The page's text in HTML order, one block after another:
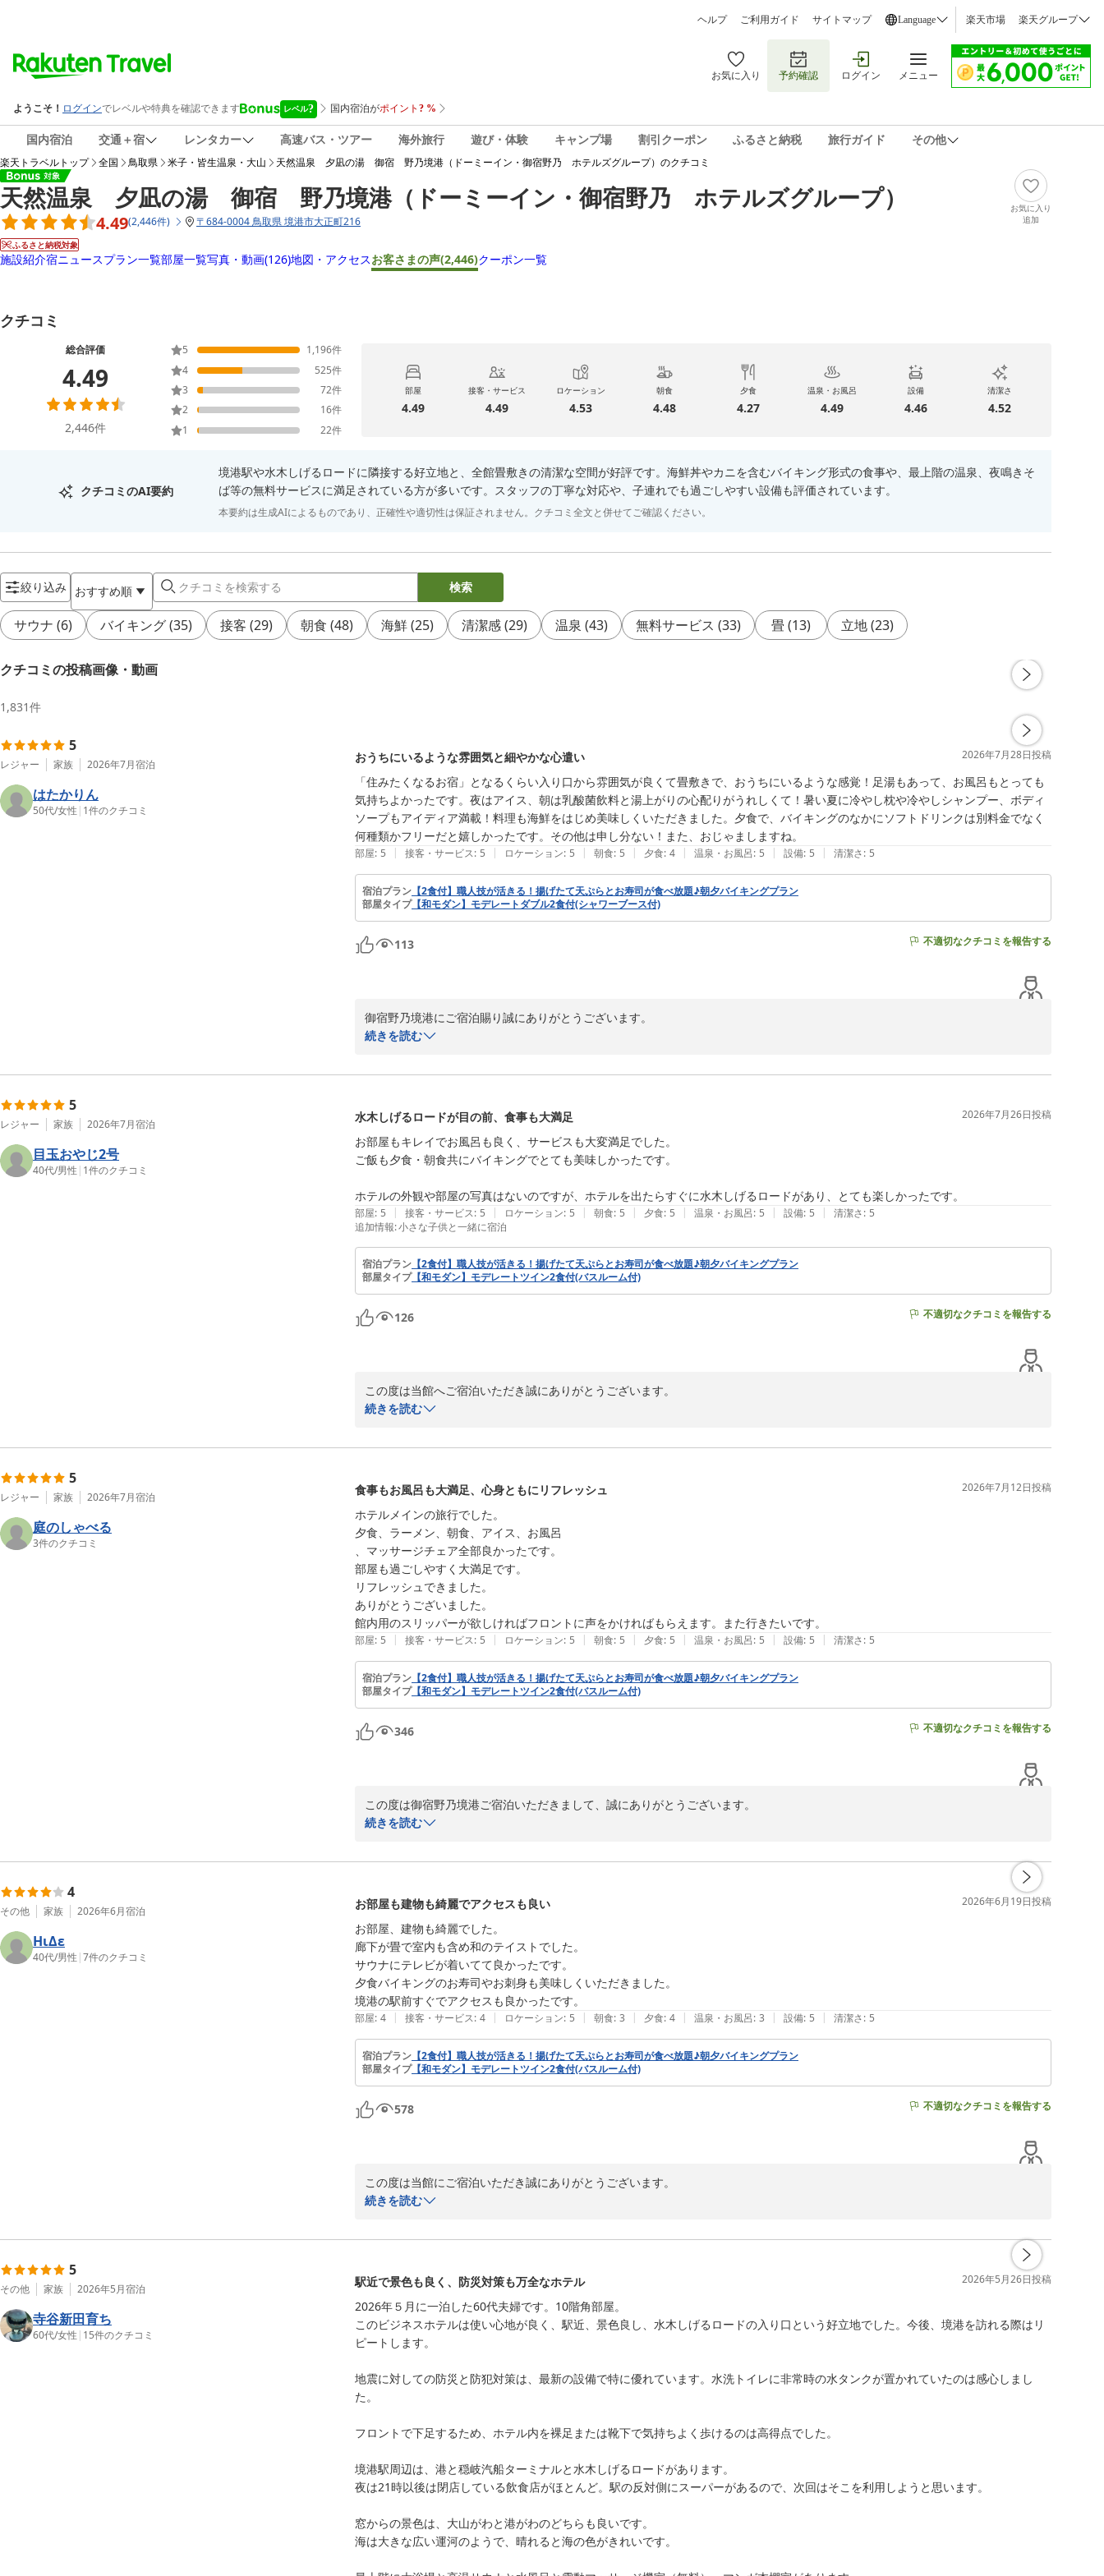
ヘルプ ご利用ガイド サイトマップ Language 楽天市場 楽天グループ
お気に入り 予約確認 ログイン メニュー
国内宿泊 交通＋宿 レンタカー 高速バス・ツアー 海外旅行 遊び・体験 キャンプ場 割引クーポン ふるさと納税 旅行ガイド その他
楽天トラベルトップ 全国 鳥取県 米子・皆生温泉・大山 天然温泉 夕凪の湯 御宿 野乃境港（ドーミーイン・御宿野乃 ホテルズグループ） のクチコミ
天然温泉 夕凪の湯 御宿 野乃境港（ドーミーイン・御宿野乃 ホテルズグループ）
4.49(2,446件) 〒684-0004 鳥取県 境港市大正町216
ふるさと納税対象
お気に入り
追加
施設紹介宿ニュースプラン一覧部屋一覧写真・動画(126)地図・アクセスお客さまの声(2,446)クーポン一覧
クチコミ
総合評価
4.49
2,446件
5 1,196件
4
525件
3
72件
2
16件
1
22件
部屋
4.49
接客・サービス
4.49
ロケーション
4.53
朝食
4.48
夕食
4.27
温泉・お風呂
4.49
設備
4.46
清潔さ
4.52
クチコミのAI要約
境港駅や水木しげるロードに隣接する好立地と、全館畳敷きの清潔な空間が好評です。海鮮丼やカニを含むバイキング形式の食事や、最上階の温泉、夜鳴きそ
ば等の無料サービスに満足されている方が多いです。スタッフの丁寧な対応や、子連れでも過ごしやすい設備も評価されています。
本要約は生成AIによるものであり、正確性や適切性は保証されません。クチコミ全文と併せてご確認ください。
絞り込み おすすめ順 検索
サウナ (6) バイキング(35) 接客 (29) 朝食 (48) 海鮮(25) 清潔感(29) 温泉 (43) 無料サービス (33) 畳 (13) 立地(23)
クチコミの投稿画像・動画
1,831件
5
レジャー 家族 2026年7月宿泊
はたかりん
50代/女性 | 1件のクチコミ
おうちにいるような雰囲気と細やかな心遣い 2026年7月28日投稿
「住みたくなるお宿」となるくらい入り口から雰囲気が良くて畳敷きで、おうちにいるような感覚！足湯もあって、お風呂もとっても
気持ちよかったです。夜はアイス、朝は乳酸菌飲料と湯上がりの心配りがうれしくて！暑い夏に冷やし枕や冷やしシャンプー、ボディ
ソープもアイディア満載！料理も海鮮をはじめ美味しくいただきました。夕食で、バイキングのなかにソフトドリンクは別料金でなく
何種類かフリーだと嬉しかったです。その他は申し分ない！また、おじゃましますね。
部屋: 5 | 接客・サービス: 5 | ロケーション: 5 | 朝食: 5 | 夕食: 4 | 温泉・お風呂: 5 | 設備: 5 | 清潔さ: 5
宿泊プラン 【2食付】職人技が活きる！揚げたて天ぷらとお寿司が食べ放題♪朝夕バイキングプラン
部屋タイプ【和モダン】モデレートダブル2食付(シャワーブース付)
113 不適切なクチコミを報告する
御宿野乃境港にご宿泊賜り誠にありがとうございます。
また、数多くのお褒めのお言葉を頂戴しスタッフ一同大変嬉しくございます。
ご夕食のお飲み物に関してはお客様からいただいた声をレストランとも共有し思案してまいります。
天然温泉境港夕凪の湯　御宿野乃
フロント　竹内
天然温泉 夕凪の湯 御宿 野乃境港（ドーミーイン・御宿野乃 ホテルズグループ）
2026-08-03
続きを読む
5
レジャー 家族 2026年7月宿泊
目玉おやじ2号
40代/男性 | 1件のクチコミ
水木しげるロードが目の前、食事も大満足 2026年7月26日投稿
お部屋もキレイでお風呂も良く、サービスも大変満足でした。
ご飯も夕食・朝食共にバイキングでとても美味しかったです。
ホテルの外観や部屋の写真はないのですが、ホテルを出たらすぐに水木しげるロードがあり、とても楽しかったです。
部屋: 5 | 接客・サービス: 5 | ロケーション: 5 | 朝食: 5 | 夕食: 5 | 温泉・お風呂: 5 | 設備: 5 | 清潔さ: 5
追加情報:小さな子供と一緒に宿泊
宿泊プラン 【2食付】職人技が活きる！揚げたて天ぷらとお寿司が食べ放題♪朝夕バイキングプラン
部屋タイプ【和モダン】モデレートツイン2食付(バスルーム付)
126 不適切なクチコミを報告する
この度は当館へご宿泊いただき誠にありがとうございます。
お客様がご滞在の間、当館の設備・サービスをご堪能されたご様子が伺え大変嬉しくご投稿を拝見いたしました。
今後もご利用されるお客様に快適にお過ごしいただけるよう努めてまいります。
天然温泉境港夕凪の湯　御宿野乃
フロント　竹内
天然温泉 夕凪の湯 御宿 野乃境港（ドーミーイン・御宿野乃 ホテルズグループ）
2026-08-04
続きを読む
5
レジャー 家族 2026年7月宿泊
庭のしゃべる
3件のクチコミ
食事もお風呂も大満足、心身ともにリフレッシュ 2026年7月12日投稿
ホテルメインの旅行でした。
夕食、ラーメン、朝食、アイス、お風呂
、マッサージチェア全部良かったです。
部屋も過ごしやすく大満足です。
リフレッシュできました。
ありがとうございました。
館内用のスリッパーが欲しければフロントに声をかければもらえます。また行きたいです。
部屋: 5 | 接客・サービス: 5 | ロケーション: 5 | 朝食: 5 | 夕食: 5 | 温泉・お風呂: 5 | 設備: 5 | 清潔さ: 5
宿泊プラン 【2食付】職人技が活きる！揚げたて天ぷらとお寿司が食べ放題♪朝夕バイキングプラン
部屋タイプ【和モダン】モデレートツイン2食付(バスルーム付)
346 不適切なクチコミを報告する
この度は御宿野乃境港ご宿泊いただきまして、誠にありがとうございます。
大浴場やお食事、無料サービスのラーメンやアイス、マッサージチェアなど、当ホテル自慢のコンテンツを余すところなくお楽し
日々の疲れを癒やし、しっかりとリフレッシュしていただけたのであれば幸いです。
これからも、お客様に快適でご満足いただけるおもてなしを提供できるよう努めてまいります。
ご多用の中、当館の口コミにご投稿をお寄せいただきありがとうございました。
御宿野乃境港
小森
天然温泉 夕凪の湯 御宿 野乃境港（ドーミーイン・御宿野乃 ホテルズグループ）
2026-07-13
続きを読む
4
その他 家族 2026年6月宿泊
HιΔε
40代/男性 |7件のクチコミ
お部屋も建物も綺麗でアクセスも良い 2026年6月19日投稿
お部屋、建物も綺麗でした。
廊下が畳で室内も含め和のテイストでした。
サウナにテレビが着いてて良かったです。
夕食バイキングのお寿司やお刺身も美味しくいただきました。
境港の駅前すぐでアクセスも良かったです。
部屋: 4 | 接客・サービス: 4 | ロケーション: 5 | 朝食: 3 | 夕食: 4 | 温泉・お風呂: 3 | 設備: 5 | 清潔さ: 5
宿泊プラン 【2食付】職人技が活きる！揚げたて天ぷらとお寿司が食べ放題♪朝夕バイキングプラン
部屋タイプ【和モダン】モデレートツイン2食付(バスルーム付)
578 不適切なクチコミを報告する
この度は当館にご宿泊いただき誠にありがとうございます。
ご投稿よりお客様がご滞在中ご満足いただけたご様子が伺え、大変嬉しく拝読いたしました。
これからもより多くのお客様にご評価いただけますようスタッフ一同精進してまいります。
お客様のまたのご来館、心よりお待ち申し上げております。
この度はお忙しい中ご投稿いただき誠にありがとうございます。
御宿野乃境港
フロント　竹本
天然温泉 夕凪の湯 御宿 野乃境港（ドーミーイン・御宿野乃 ホテルズグループ）
続きを読む
5
その他 家族 2026年5月宿泊
寺谷新田育ち
60代/女性 | 15件のクチコミ
駅近で景色も良く、防災対策も万全なホテル 2026年5月26日投稿
2026年５月に一泊した60代夫婦です。10階角部屋。
このビジネスホテルは使い心地が良く、駅近、景色良し、水木しげるロードの入り口という好立地でした。今後、境港を訪れる際はリ
ピートします。
地震に対しての防災と防犯対策は、最新の設備で特に優れています。水洗トイレに非常時の水タンクが置かれていたのは感心しまし
た。
フロントで下足するため、ホテル内を裸足または靴下で気持ちよく歩けるのは高得点でした。
境港駅周辺は、港と穏岐汽船ターミナルと水木しげるロードがあります。
夜は21時以後は閉店している飲食店がほとんど。駅の反対側にスーパーがあるので、次回はそこを利用しようと思います。
窓からの景色は、大山がわと港がわのどちらも良いです。
海は大きな広い運河のようで、晴れると海の色がきれいです。